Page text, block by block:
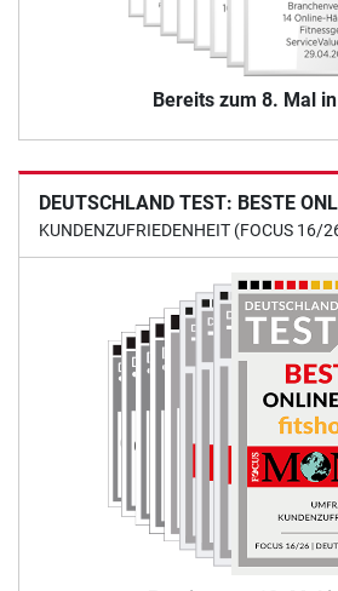
Bereits zum 8. Mal
DEUTSCHLAND TEST: BESTE
KUNDENZUFRIEDENHEIT (FOCUS 16/